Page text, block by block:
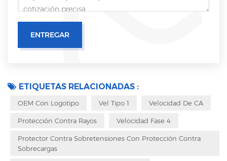
ETIQUETAS RELACIONADAS :
OEM Con Logotipo Vel Tipo 1 Velocidad De CA
Protección Contra Rayos Velocidad Fase 4
Protector Contra Sobretensiones Con Protección Contra
Sobrecargas